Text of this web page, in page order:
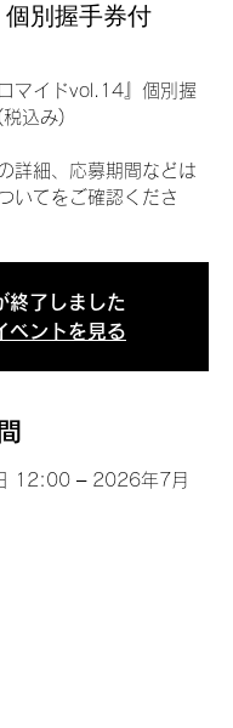
別握手券付
マイドvol.14』個別握
込み)
詳細、応募期間などは
いてをご確認くださ
終了しました
ベントを見る
12:00 – 2026年7月